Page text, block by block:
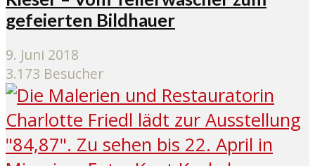
gefeierten Bildhauer
9. Juni 2018
3.173 Besucher